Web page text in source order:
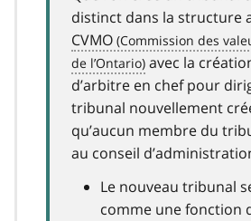
distinct dans la structure
CVMO
avec la
d’arbitre en chef pour
tribunal nouvellement
qu’aucun membre du
au conseil
Le nouveau tribunal
comme une fonction